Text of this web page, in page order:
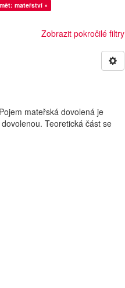
mateřství ×
Zobrazit pokročilé filtry
mateřská dovolená je
Teoretická část se